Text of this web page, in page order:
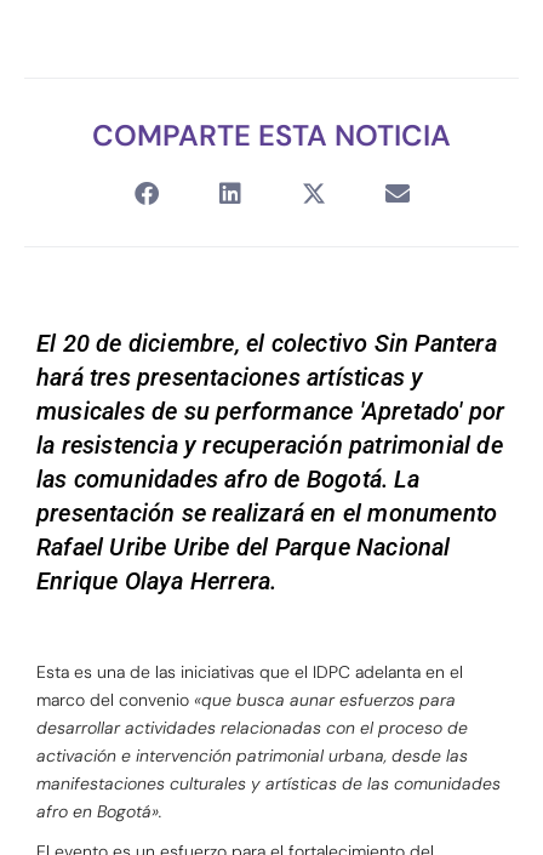
COMPARTE ESTA NOTICIA
El 20 de diciembre, el colectivo Sin Pantera
hará tres presentaciones artísticas y
musicales de su performance 'Apretado' por
la resistencia y recuperación patrimonial de
las comunidades afro de Bogotá. La
presentación se realizará en el monumento
Rafael Uribe Uribe del Parque Nacional
Enrique Olaya Herrera.
Esta es una de las iniciativas que el IDPC adelanta en el
marco del convenio «que busca aunar esfuerzos para
desarrollar actividades relacionadas con el proceso de
activación e intervención patrimonial urbana, desde las
manifestaciones culturales y artísticas de las comunidades
afro en Bogotá».